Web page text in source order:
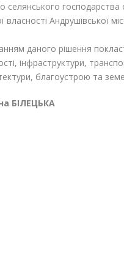
селянського
Андрушівської
даного рішення
інфраструктури,
благоустрою та
БІЛЕЦЬКА